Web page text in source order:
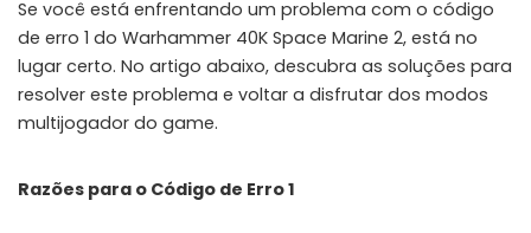
Se você está enfrentando um problema com o código
de erro 1 do Warhammer 40K Space Marine 2, está no
lugar certo. No artigo abaixo, descubra as soluções para
resolver este problema e voltar a disfrutar dos modos
multijogador do game.
Razões para o Código de Erro 1